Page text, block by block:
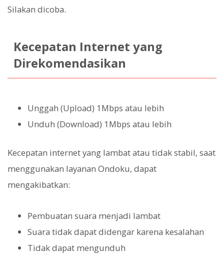
Silakan dicoba.
Kecepatan Internet yang
Direkomendasikan
Unggah (Upload) 1Mbps atau lebih
Unduh (Download) 1Mbps atau lebih
Kecepatan internet yang lambat atau tidak stabil, saat
menggunakan layanan Ondoku, dapat
mengakibatkan:
Pembuatan suara menjadi lambat
Suara tidak dapat didengar karena kesalahan
Tidak dapat mengunduh